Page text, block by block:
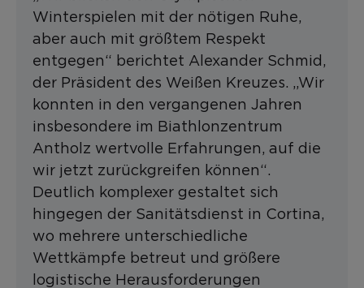
Winterspielen mit der nötigen Ruhe,
aber auch mit größtem Respekt
entgegen“ berichtet Alexander Schmid,
der Präsident des Weißen Kreuzes. „Wir
konnten in den vergangenen Jahren
insbesondere im Biathlonzentrum
Antholz wertvolle Erfahrungen, auf die
wir jetzt zurückgreifen können“.
Deutlich komplexer gestaltet sich
hingegen der Sanitätsdienst in Cortina,
wo mehrere unterschiedliche
Wettkämpfe betreut und größere
logistische Herausforderungen